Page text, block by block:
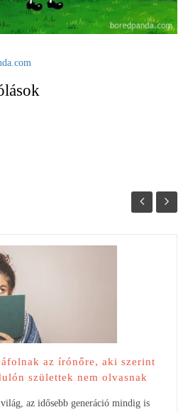
az írónőre, aki szerint
születtek nem olvasnak
az idősebb generáció mindig is